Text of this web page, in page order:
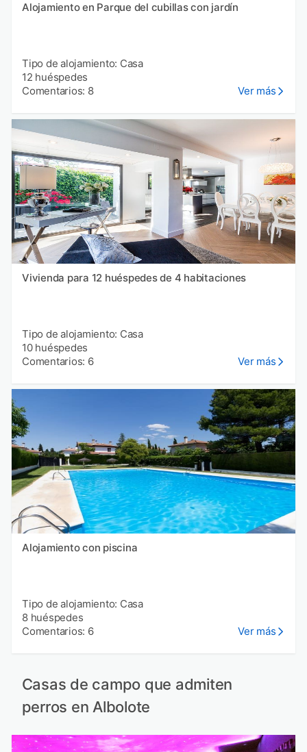
Alojamiento en Parque del cubillas con jardín
Tipo de alojamiento: Casa
12 huéspedes
Comentarios: 8
Ver más
Vivienda para 12 huéspedes de 4 habitaciones
Tipo de alojamiento: Casa
10 huéspedes
Comentarios: 6
Ver más
Alojamiento con piscina
Tipo de alojamiento: Casa
8 huéspedes
Comentarios: 6
Ver más
Casas de campo que admiten
perros en Albolote